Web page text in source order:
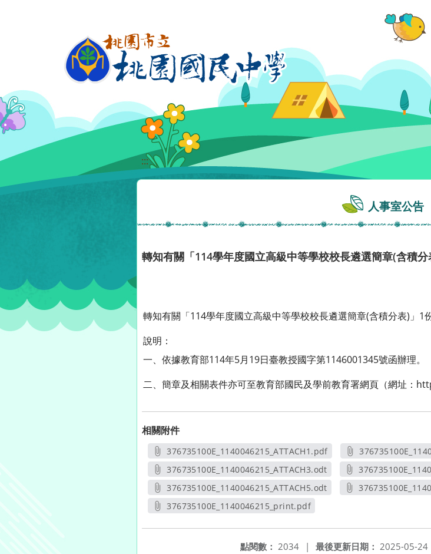
:::
人事室公告
轉知有關「114學年度國立高級中等學校校長遴選簡章(含積
轉知有關「114學年度國立高級中等學校校長遴選簡章(含積分表)」1份
說明：
一、依據教育部114年5月19日臺教授國字第1146001345號函辦理。
二、簡章及相關表件亦可至教育部國民及學前教育署網頁（網址：
相關附件
376735100E_1140046215_ATTACH1.pdf
另開新視窗
376735100E_1140046215_ATTACH3.odt
另開新視窗
376735100E_1140046215_ATTACH5.odt
另開新視窗
376735100E_1140046215_print.pdf
最後更新日期： 2025-05-24
點閱數： 2034 |